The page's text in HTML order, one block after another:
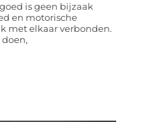
is geen bijzaak
en motorische
met elkaar verbonden.